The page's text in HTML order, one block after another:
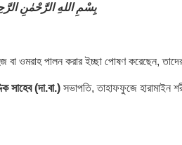
بِسْمِ اللهِ الرَّحْمٰنِ
ওমরাহ পালন করার ইচ্ছা পোষণ করেছেন,
সাহেব (দা.বা.) সভাপতি, তাহাফফুজে হারামাইন